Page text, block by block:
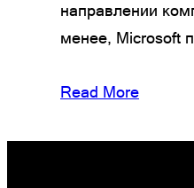
направлении
менее, Microsoft
Read More